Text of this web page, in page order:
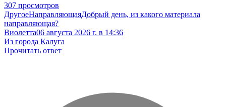
307 просмотров
ДругоеНаправляющаяДобрый день, из какого материала
направляющая?
Виолетта06 августа 2026 г. в 14:36
Из города Калуга
Прочитать ответ